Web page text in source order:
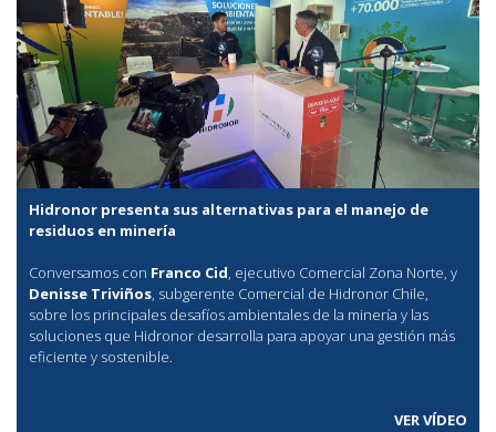
Hidronor presenta sus alternativas para el manejo de
residuos en minería
Conversamos con Franco Cid, ejecutivo Comercial Zona Norte, y
Denisse Triviños, subgerente Comercial de Hidronor Chile,
sobre los principales desafíos ambientales de la minería y las
soluciones que Hidronor desarrolla para apoyar una gestión más
eficiente y sostenible.
VER VÍDEO